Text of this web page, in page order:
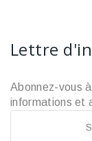
Lettre
Abonnez-vous
informations et